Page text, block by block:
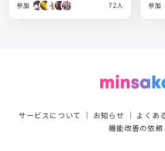
参加 72人 参加
サービスについて ｜ お知らせ ｜ よくあ
機能改善の依頼